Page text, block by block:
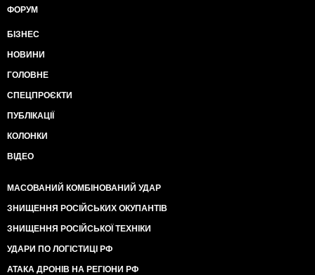
ФОРУМ
БІЗНЕС
НОВИНИ
ГОЛОВНЕ
СПЕЦПРОЄКТИ
ПУБЛІКАЦІЇ
КОЛОНКИ
ВІДЕО
МАСОВАНИЙ КОМБІНОВАНИЙ УДАР
ЗНИЩЕННЯ РОСІЙСЬКИХ ОКУПАНТІВ
ЗНИЩЕННЯ РОСІЙСЬКОЇ ТЕХНІКИ
УДАРИ ПО ЛОГІСТИЦІ РФ
АТАКА ДРОНІВ НА РЕГІОНИ РФ